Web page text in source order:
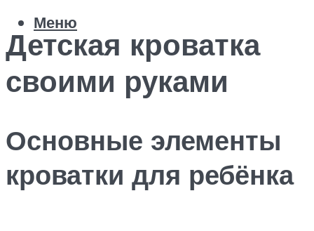
Меню
Детская кроватка
своими руками
Основные элементы
кроватки для ребёнка